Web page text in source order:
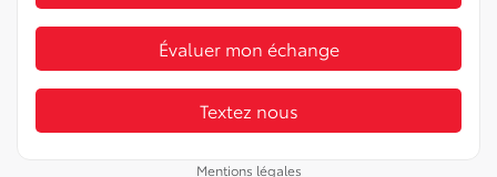
Évaluer mon échange
Textez nous
Mentions légales